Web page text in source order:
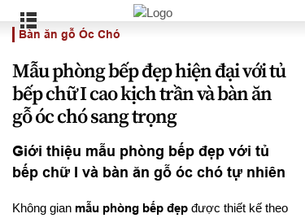
Bàn ăn gỗ Óc Chó
Mẫu phòng bếp đẹp hiện đại với tủ
bếp chữ I cao kịch trần và bàn ăn
gỗ óc chó sang trọng
Giới thiệu mẫu phòng bếp đẹp với tủ
bếp chữ I và bàn ăn gỗ óc chó tự nhiên
Không gian mẫu phòng bếp đẹp được thiết kế theo